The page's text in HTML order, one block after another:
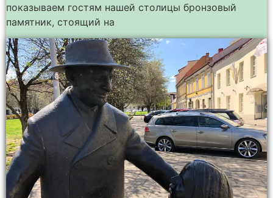
показываем гостям нашей столицы бронзовый
памятник, стоящий на